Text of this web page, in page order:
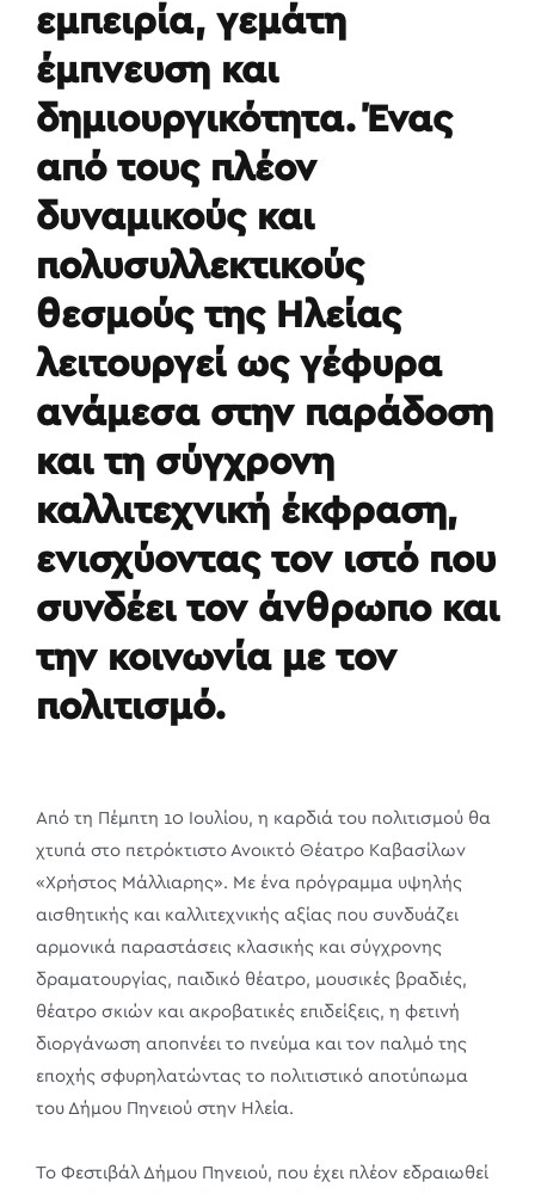
εμπειρία, γεμάτη
έμπνευση και
δημιουργικότητα. Ένας
από τους πλέον
δυναμικούς και
πολυσυλλεκτικούς
θεσμούς της Ηλείας
λειτουργεί ως γέφυρα
ανάμεσα στην παράδοση
και τη σύγχρονη
καλλιτεχνική έκφραση,
ενισχύοντας τον ιστό που
συνδέει τον άνθρωπο και
την κοινωνία με τον
πολιτισμό.
Από τη Πέμπτη 10 Ιουλίου, η καρδιά του πολιτισμού θα
χτυπά στο πετρόκτιστο Ανοικτό Θέατρο Καβασίλων
«Χρήστος Μάλλιαρης». Με ένα πρόγραμμα υψηλής
αισθητικής και καλλιτεχνικής αξίας που συνδυάζει
αρμονικά παραστάσεις κλασικής και σύγχρονης
δραματουργίας, παιδικό θέατρο, μουσικές βραδιές,
θέατρο σκιών και ακροβατικές επιδείξεις, η φετινή
διοργάνωση αποπνέει το πνεύμα και τον παλμό της
εποχής σφυρηλατώντας το πολιτιστικό αποτύπωμα
του Δήμου Πηνειού στην Ηλεία.
Το Φεστιβάλ Δήμου Πηνειού, που έχει πλέον εδραιωθεί